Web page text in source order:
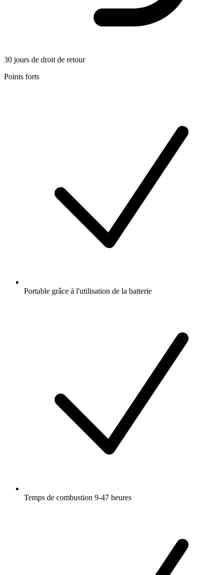
30 jours de droit de retour
Points forts
Portable grâce à l'utilisation de la batterie
Temps de combustion 9-47 heures